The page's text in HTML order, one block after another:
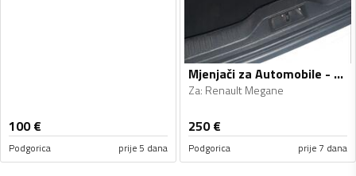
100€
Podgorica prije 5 dana
Mjenjači za Automobile - Renault - Megane - 2011, 2013
Za: Renault Megane
250€
Podgorica prije 7 dana